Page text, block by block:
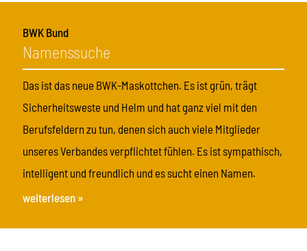
BWK Bund
Namenssuche
Das ist das neue BWK-Maskottchen. Es ist grün, trägt
Sicherheitsweste und Helm und hat ganz viel mit den
Berufsfeldern zu tun, denen sich auch viele Mitglieder
unseres Verbandes verpflichtet fühlen. Es ist sympathisch,
intelligent und freundlich und es sucht einen Namen.
weiterlesen »